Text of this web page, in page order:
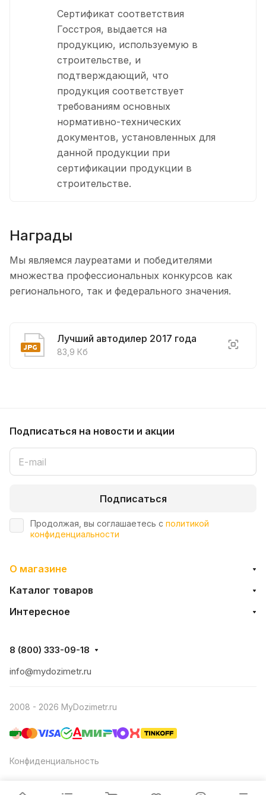
Сертификат соответствия
Госстроя, выдается на
продукцию, используемую в
строительстве, и
подтверждающий, что
продукция соответствует
требованиям основных
нормативно-технических
документов, установленных для
данной продукции при
сертификации продукции в
строительстве.
Награды
Мы являемся лауреатами и победителями
множества профессиональных конкурсов как
регионального, так и федерального значения.
Лучший автодилер 2017 года
83,9 Кб
Подписаться на новости и акции
Подписаться
Продолжая, вы соглашаетесь с политикой
конфиденциальности
О магазине
Каталог товаров
Интересное
8 (800) 333-09-18
info@mydozimetr.ru
2008 - 2026 MyDozimetr.ru
Конфиденциальность